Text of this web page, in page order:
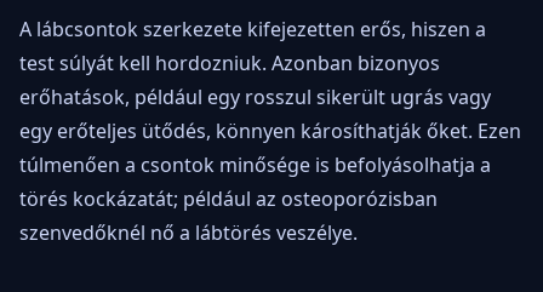
A lábcsontok szerkezete kifejezetten erős, hiszen a
test súlyát kell hordozniuk. Azonban bizonyos
erőhatások, például egy rosszul sikerült ugrás vagy
egy erőteljes ütődés, könnyen károsíthatják őket. Ezen
túlmenően a csontok minősége is befolyásolhatja a
törés kockázatát; például az osteoporózisban
szenvedőknél nő a lábtörés veszélye.